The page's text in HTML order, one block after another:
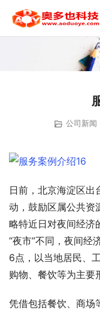
公司新闻
日前，北京海淀区出
动，鼓励区属公共资
略特近日对夜间经济
“夜市”不同，夜间经
6点，以当地居民、
购物、餐饮等为主要
凭借包括餐饮、商场